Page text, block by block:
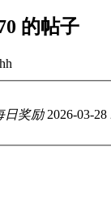
的帖子
日奖励 2026-03-28